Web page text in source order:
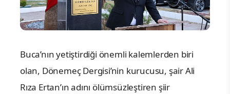
Buca’nın yetiştirdiği önemli kalemlerden biri
olan, Dönemeç Dergisi’nin kurucusu, şair Ali
Rıza Ertan’ın adını ölümsüzleştiren şiir